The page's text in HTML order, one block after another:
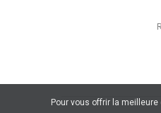
Pour vous offrir la